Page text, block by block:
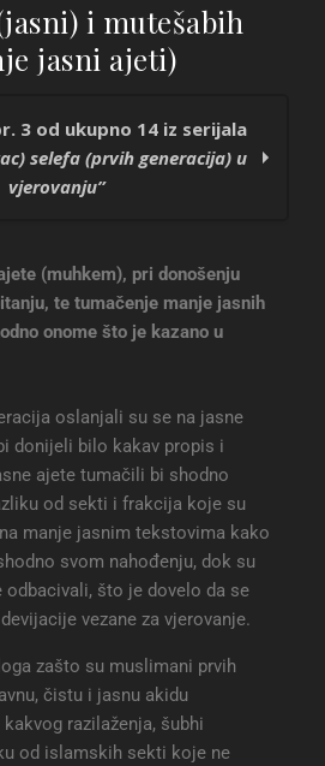
i mutešabih
jasni ajeti)
3 od ukupno 14 iz serijala
selefa (prvih generacija) u
vjerovanju”
na suprotstavljanje
i Sunneta za sudiju u bilo
i sporovima
i mutešabih (manje jasni
jedan dio objave, a drugi
prihvatali
od Allaha i ne suprotstavlja se
Kur’anu
vjerovanja i ahad predaje
se nisu uzimali niti koristili
i razum nisu u koliziji
i Kur’an i Sunnet su dovoljni
za sve
teksta i odbacivanje te’vila
novotarija u vjeri
(ilmul-kelamom) i
(muhkem), pri donošenju
te tumačenje manje jasnih
onome što je kazano u
oslanjali su se na jasne
donijeli bilo kakav propis i
ajete tumačili bi shodno
od sekti i frakcija koje su
manje jasnim tekstovima kako
svom nahođenju, dok su
odbacivali, što je dovelo da se
vezane za vjerovanje.
zašto su muslimani prvih
čistu i jasnu akidu
razilaženja, šubhi
od islamskih sekti koje ne